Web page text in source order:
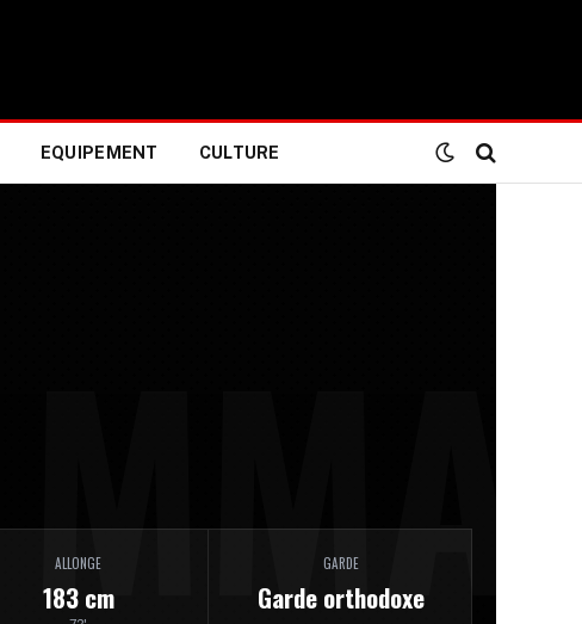
EQUIPEMENT CULTURE
ALLONGE
183 cm
GARDE
Garde orthodoxe